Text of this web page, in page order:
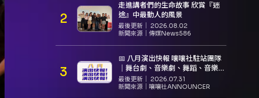
走進講者們的生命故事 欣賞『迷
途』中最動人的風景
最後更新｜ 2026.08.02
新聞來源｜ 傳媒News586
📅 八月演出快報 嚷嚷社駐站團隊
｜舞台劇、音樂劇、舞蹈、音樂推
薦
最後更新｜ 2026.07.31
新聞來源｜ 嚷嚷社ANNOUNCER